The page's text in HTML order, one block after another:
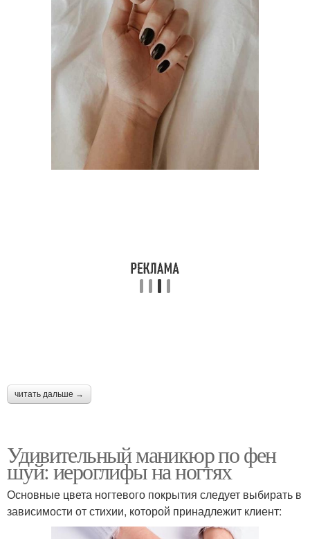
читать дальше →
Удивительный маникюр по фен
шуй: иероглифы на ногтях
Основные цвета ногтевого покрытия следует выбирать в
зависимости от стихии, которой принадлежит клиент: